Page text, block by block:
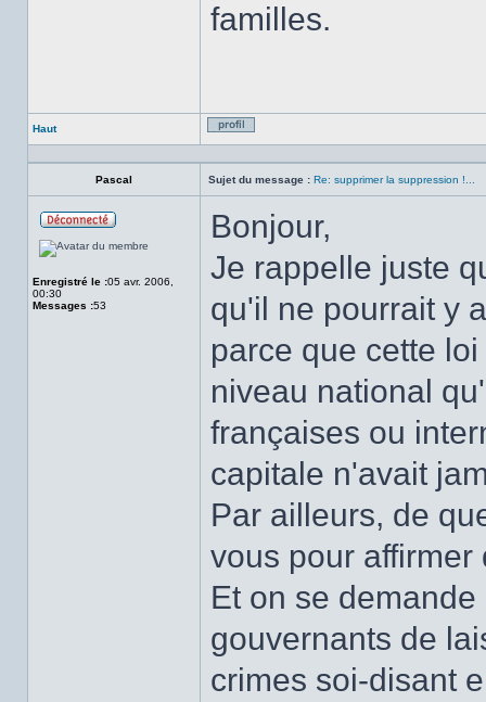
familles.
Haut
Profil
Pascal Sujet du message : Re: supprimer la suppression !...
ligne
Enregistré le :05 avr. 2006,
00:30
Messages :53
Bonjour,
Je rappelle juste
qu'il ne pourrait y
parce que cette
niveau national
françaises ou
capitale n'avait
Par ailleurs, de
vous pour affirmer
Et on se
gouvernants de
crimes soi-disant